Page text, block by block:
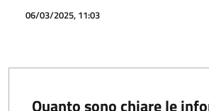
06/03/2025, 11:03
Quanto sono chiare le